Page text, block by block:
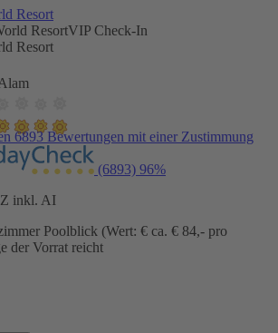
Resort
VIP Check-In
Resort
6893 Bewertungen mit einer Zustimmung
(6893) 96%
inkl. AI
Poolblick (Wert: € ca. € 84,- pro
der Vorrat reicht